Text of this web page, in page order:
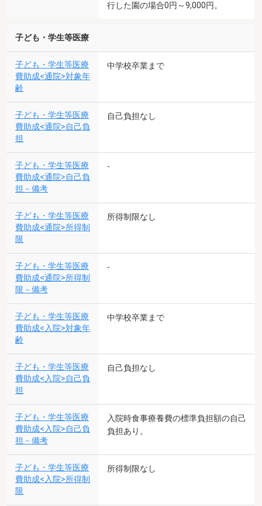
行した園の場合0円～9,000円。
子ども・学生等医療
子ども・学生等医療
費助成<通院>対象年
齢
中学校卒業まで
子ども・学生等医療
費助成<通院>自己負
担
自己負担なし
子ども・学生等医療
費助成<通院>自己負
担－備考
-
子ども・学生等医療
費助成<通院>所得制
限
所得制限なし
子ども・学生等医療
費助成<通院>所得制
限－備考
-
子ども・学生等医療
費助成<入院>対象年
齢
中学校卒業まで
子ども・学生等医療
費助成<入院>自己負
担
自己負担なし
子ども・学生等医療
費助成<入院>自己負
担－備考
入院時食事療養費の標準負担額の自己
負担あり。
子ども・学生等医療
費助成<入院>所得制
限
所得制限なし